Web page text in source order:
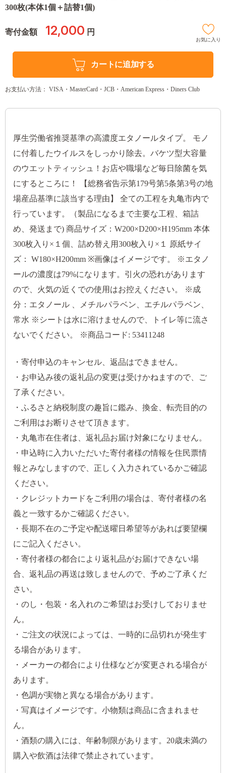
300枚(本体1個＋詰替1個)
寄付金額 12,000 円
お気に入り
カートに追加する
お支払い方法： VISA・MasterCard・JCB・American Express・Diners Club
厚生労働省推奨基準の高濃度エタノールタイプ。 モノ
に付着したウイルスをしっかり除去。バケツ型大容量
のウエットティッシュ！お店や職場など毎日除菌を気
にするところに！ 【総務省告示第179号第5条第3号の地
場産品基準に該当する理由】 全ての工程を丸亀市内で
行っています。（製品になるまで主要な工程、箱詰
め、発送まで) 商品サイズ：W200×D200×H195mm 本体
300枚入り×１個、詰め替え用300枚入り×１ 原紙サイ
ズ： W180×H200mm ※画像はイメージです。 ※エタノ
ールの濃度は79%になります。引火の恐れがあります
ので、火気の近くでの使用はお控えください。 ※成
分：エタノール 、メチルパラベン、エチルパラベン、
常水 ※シートは水に溶けませんので、トイレ等に流さ
ないでください。 ※商品コード: 53411248
・寄付申込のキャンセル、返品はできません。
・お申込み後の返礼品の変更は受けかねますので、ご
了承ください。
・ふるさと納税制度の趣旨に鑑み、換金、転売目的の
ご利用はお断りさせて頂きます。
・丸亀市在住者は、返礼品お届け対象になりません。
・申込時に入力いただいた寄付者様の情報を住民票情
報とみなしますので、正しく入力されているかご確認
ください。
・クレジットカードをご利用の場合は、寄付者様の名
義と一致するかご確認ください。
・長期不在のご予定や配送曜日希望等があれば要望欄
にご記入ください。
・寄付者様の都合により返礼品がお届けできない場
合、返礼品の再送は致しませんので、予めご了承くだ
さい。
・のし・包装・名入れのご希望はお受けしておりませ
ん。
・ご注文の状況によっては、一時的に品切れが発生す
る場合があります。
・メーカーの都合により仕様などが変更される場合が
あります。
・色調が実物と異なる場合があります。
・写真はイメージです。小物類は商品に含まれませ
ん。
・酒類の購入には、年齢制限があります。20歳未満の
購入や飲酒は法律で禁止されています。